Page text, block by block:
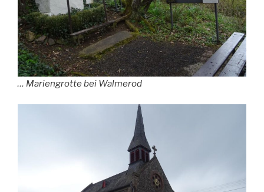
… Mariengrotte bei Walmerod